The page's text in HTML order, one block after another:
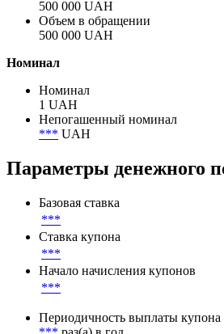
Объём
500 000 UAH
500 000 UAH
Номинал
Непогашенный номинал
Параметры денежного
Базовая ставка
***
Ставка купона
Начало начисления купонов